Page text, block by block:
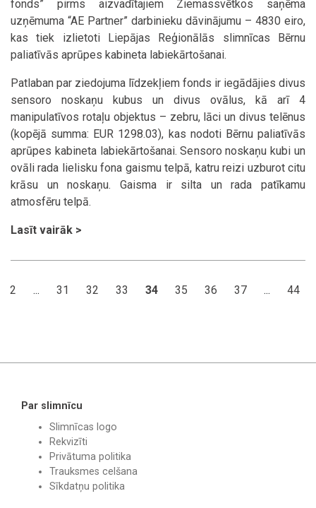
fonds” pirms aizvadītajiem Ziemassvētkos saņēma
uzņēmuma “AE Partner” darbinieku dāvinājumu – 4830 eiro,
kas tiek izlietoti Liepājas Reģionālās slimnīcas Bērnu
paliatīvās aprūpes kabineta labiekārtošanai.
Patlaban par ziedojuma līdzekļiem fonds ir iegādājies divus
sensoro noskaņu kubus un divus ovālus, kā arī 4
manipulatīvos rotaļu objektus – zebru, lāci un divus telēnus
(kopējā summa: EUR 1298.03), kas nodoti Bērnu paliatīvās
aprūpes kabineta labiekārtošanai. Sensoro noskaņu kubi un
ovāli rada lielisku fona gaismu telpā, katru reizi uzburot citu
krāsu un noskaņu. Gaisma ir silta un rada patīkamu
atmosfēru telpā.
Lasīt vairāk >
2 ... 31 32 33 34 35 36 37 ... 44
Par slimnīcu
Slimnīcas logo
Rekvizīti
Privātuma politika
Trauksmes celšana
Sīkdatņu politika